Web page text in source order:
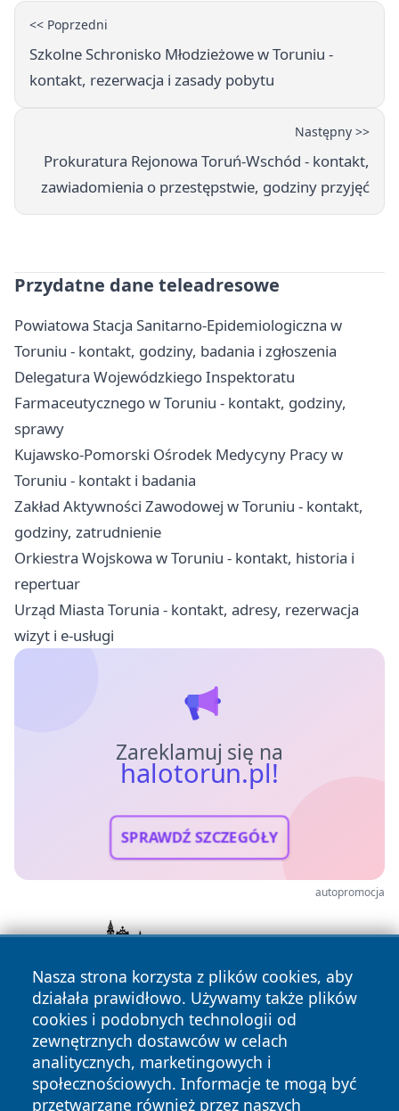
<< Poprzedni
Szkolne Schronisko Młodzieżowe w Toruniu -
kontakt, rezerwacja i zasady pobytu
Następny >>
Prokuratura Rejonowa Toruń-Wschód - kontakt,
zawiadomienia o przestępstwie, godziny przyjęć
Przydatne dane teleadresowe
Powiatowa Stacja Sanitarno-Epidemiologiczna w
Toruniu - kontakt, godziny, badania i zgłoszenia
Delegatura Wojewódzkiego Inspektoratu
Farmaceutycznego w Toruniu - kontakt, godziny,
sprawy
Kujawsko-Pomorski Ośrodek Medycyny Pracy w
Toruniu - kontakt i badania
Zakład Aktywności Zawodowej w Toruniu - kontakt,
godziny, zatrudnienie
Orkiestra Wojskowa w Toruniu - kontakt, historia i
repertuar
Urząd Miasta Torunia - kontakt, adresy, rezerwacja
wizyt i e-usługi
Zareklamuj się na
halotorun.pl!
SPRAWDŹ SZCZEGÓŁY
autopromocja
Nasza strona korzysta z plików cookies, aby
działała prawidłowo. Używamy także plików
cookies i podobnych technologii od
zewnętrznych dostawców w celach
analitycznych, marketingowych i
społecznościowych. Informacje te mogą być
przetwarzane również przez naszych